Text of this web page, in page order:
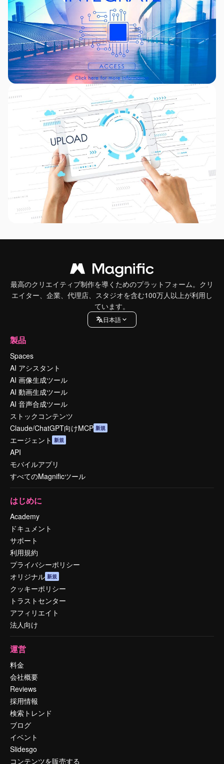
最高のクリエイティブ制作を導くためのプラットフォーム。クリ
エイター、企業、代理店、スタジオを含む100万人以上が利用し
ています。
日本語
製品
Spaces
AI アシスタント
AI 画像生成ツール
AI 動画生成ツール
AI 音声合成ツール
ストックコンテンツ
Claude/ChatGPT向けMCP 新規
エージェント 新規
API
モバイルアプリ
すべてのMagnificツール
はじめに
Academy
ドキュメント
サポート
利用規約
プライバシーポリシー
オリジナル 新規
クッキーポリシー
トラストセンター
アフィリエイト
法人向け
運営
料金
会社概要
Reviews
採用情報
検索トレンド
ブログ
イベント
Slidesgo
コンテンツを販売する